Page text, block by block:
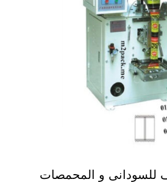
للسودانى و المحمصات